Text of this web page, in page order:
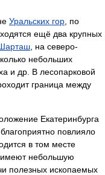
Уральских гор , по
ещё два крупных
, на северо-
небольших
и др. В лесопарковой
граница между
Екатеринбурга
повлияло
в том месте
имеют небольшую
полезных ископаемых